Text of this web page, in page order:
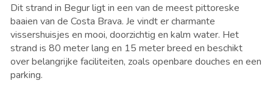
Dit strand in Begur ligt in een van de meest pittoreske
baaien van de Costa Brava. Je vindt er charmante
vissershuisjes en mooi, doorzichtig en kalm water. Het
strand is 80 meter lang en 15 meter breed en beschikt
over belangrijke faciliteiten, zoals openbare douches en een
parking.